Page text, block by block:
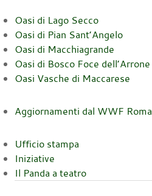
Oasi di Lago Secco
Oasi di Pian Sant’Angelo
Oasi di Macchiagrande
Oasi di Bosco Foce dell’Arrone
Oasi Vasche di Maccarese
Aggiornamenti dal WWF Roma
Ufficio stampa
Iniziative
Il Panda a teatro